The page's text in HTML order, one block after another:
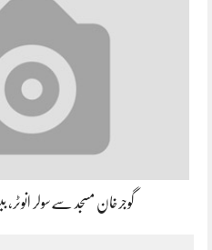
گوجرخان مسجد سےسولر